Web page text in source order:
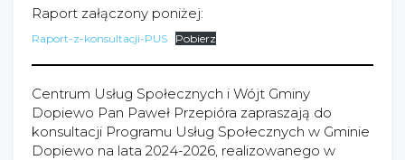
Raport załączony poniżej:
Raport-z-konsultacji-PUS Pobierz
Centrum Usług Społecznych i Wójt Gminy
Dopiewo Pan Paweł Przepióra zapraszają do
konsultacji Programu Usług Społecznych w Gminie
Dopiewo na lata 2024-2026, realizowanego w